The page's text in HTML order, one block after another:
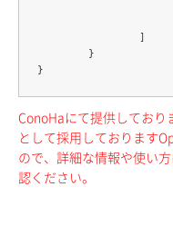
ConoHaにて提供しており
として採用しております
ので、詳細な情報や使い
認ください。